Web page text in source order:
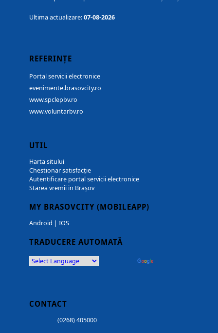
Ultima actualizare:07-08-2026
REFERINȚE
Portal servicii electronice
evenimente.brasovcity.ro
www.spclepbv.ro
www.voluntarbv.ro
UTIL
Harta sitului
Chestionar satisfacție
Autentificare portal servicii electronice
Starea vremii in Brașov
MY BRASOVCITY (MOBILEAPP)
Android | IOS
TRADUCERE AUTOMATĂ
CONTACT
(0268) 405000